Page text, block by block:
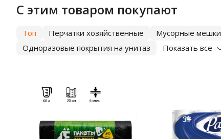
С этим товаром покупают
Топ Перчатки хозяйственные Мусорные мешки
Одноразовые покрытия на унитаз
Показать все